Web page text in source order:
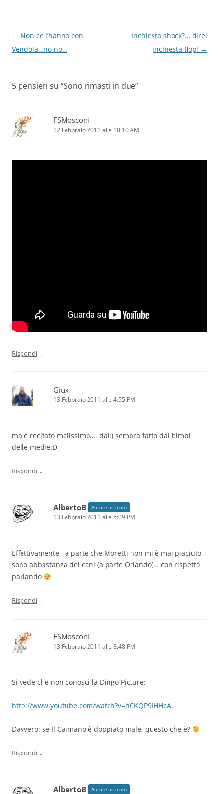
Navigazione
articolo
← Non ce l’hanno con
Vendola…no no…
Inchiesta shock?… direi
inchiesta flop! →
5 pensieri su “Sono rimasti in due”
FSMosconi
12 Febbraio 2011 alle 10:10 AM
Rispondi ↓
Giux
13 Febbraio 2011 alle 4:55 PM
ma è recitato malissimo…. dai:) sembra fatto dai bimbi
delle medie:D
Rispondi ↓
AlbertoB Autore articolo
13 Febbraio 2011 alle 5:09 PM
Effettivamente , a parte che Moretti non mi è mai piaciuto ,
sono abbastanza dei cani (a parte Orlando)… con rispetto
parlando
Rispondi ↓
FSMosconi
13 Febbraio 2011 alle 8:48 PM
Si vede che non conosci la Dingo Picture:
http://www.youtube.com/watch?v=hCKQP9IHHcA
Davvero: se Il Caimano è doppiato male, questo che è?
Rispondi ↓
AlbertoB Autore articolo